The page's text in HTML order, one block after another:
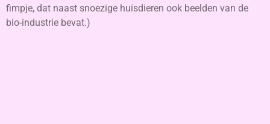
fimpje, dat naast snoezige huisdieren ook beelden van de
bio-industrie bevat.)